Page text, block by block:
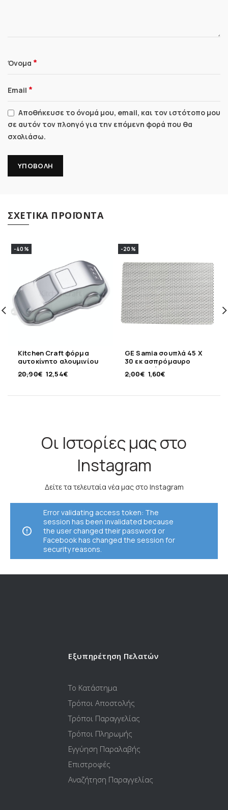
Όνομα *
Email *
Αποθήκευσε το όνομά μου, email, και τον ιστότοπο μου
σε αυτόν τον πλοηγό για την επόμενη φορά που θα
σχολιάσω.
ΣΧΕΤΙΚΆ ΠΡΟΪΌΝΤΑ
-40%
Kitchen Craft φόρμα
αυτοκίνητο αλουμινίου
20,90€ 12,54€
-20%
GE Samia σουπλά 45 Χ
30 εκ ασπρόμαυρο
πλαστικό
2,00€ 1,60€
Οι Ιστορίες μας στο
Instagram
Δείτε τα τελευταία νέα μας στο Instagram
Error validating access token: The
session has been invalidated because
the user changed their password or
Facebook has changed the session for
security reasons.
Εξυπηρέτηση Πελατών
Το Κατάστημα
Τρόποι Αποστολής
Τρόποι Παραγγελίας
Τρόποι Πληρωμής
Εγγύηση Παραλαβής
Επιστροφές
Αναζήτηση Παραγγελίας